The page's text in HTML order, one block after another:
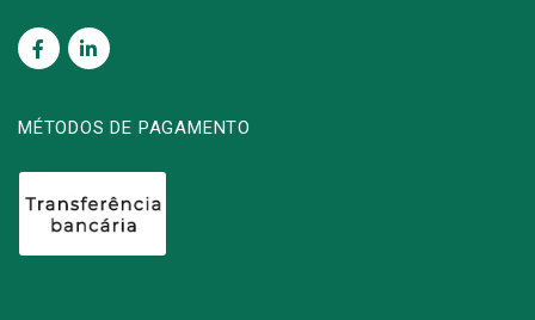
MÉTODOS DE PAGAMENTO